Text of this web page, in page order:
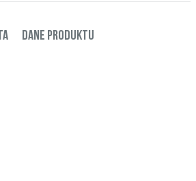
DANE PRODUKTU